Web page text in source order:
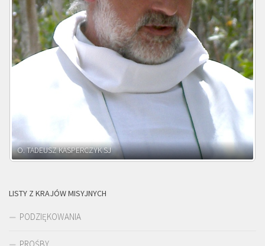
O. ADNRZEJ LEŚNIARA SJ
LISTY Z KRAJÓW MISYJNYCH
PODZIĘKOWANIA
PROŚBY